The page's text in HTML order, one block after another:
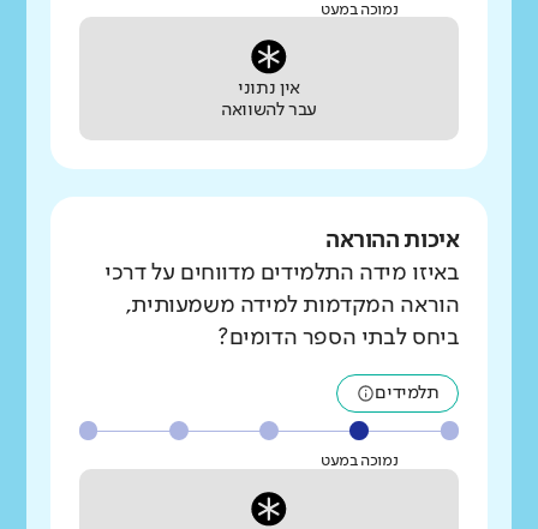
נמוכה במעט
אין נתוני
עבר להשוואה
איכות ההוראה
באיזו מידה התלמידים מדווחים על דרכי
הוראה המקדמות למידה משמעותית,
ביחס לבתי הספר הדומים?
תלמידים
נמוכה במעט